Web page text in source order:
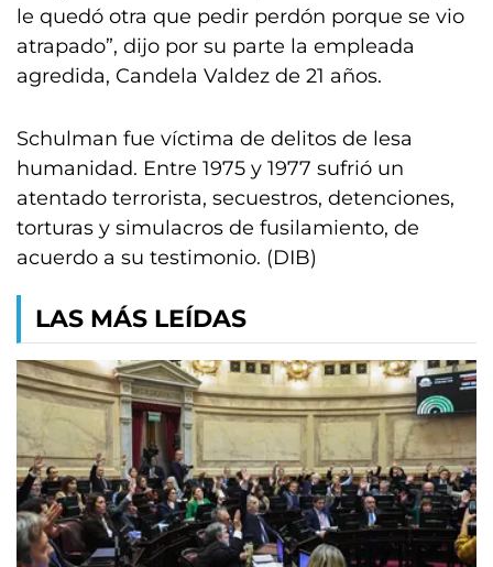
le quedó otra que pedir perdón porque se vio
atrapado”, dijo por su parte la empleada
agredida, Candela Valdez de 21 años.
Schulman fue víctima de delitos de lesa
humanidad. Entre 1975 y 1977 sufrió un
atentado terrorista, secuestros, detenciones,
torturas y simulacros de fusilamiento, de
acuerdo a su testimonio. (DIB)
LAS MÁS LEÍDAS